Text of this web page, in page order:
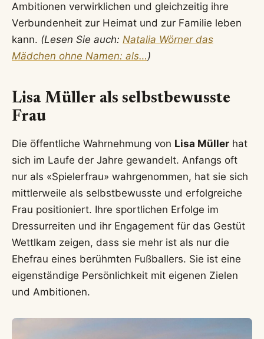
Ambitionen verwirklichen und gleichzeitig ihre
Verbundenheit zur Heimat und zur Familie leben
kann. (Lesen Sie auch: Natalia Wörner das
Mädchen ohne Namen: als…)
Lisa Müller als selbstbewusste
Frau
Die öffentliche Wahrnehmung von Lisa Müller hat
sich im Laufe der Jahre gewandelt. Anfangs oft
nur als «Spielerfrau» wahrgenommen, hat sie sich
mittlerweile als selbstbewusste und erfolgreiche
Frau positioniert. Ihre sportlichen Erfolge im
Dressurreiten und ihr Engagement für das Gestüt
Wettlkam zeigen, dass sie mehr ist als nur die
Ehefrau eines berühmten Fußballers. Sie ist eine
eigenständige Persönlichkeit mit eigenen Zielen
und Ambitionen.